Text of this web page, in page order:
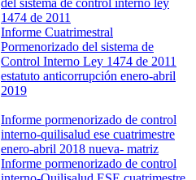
del sistema de control interno ley
1474 de 2011
Informe Cuatrimestral
Pormenorizado del sistema de
Control Interno Ley 1474 de 2011
estatuto anticorrupción enero-abril
2019
Informe pormenorizado de control
interno-quilisalud ese cuatrimestre
enero-abril 2018 nueva- matriz
Informe pormenorizado de control